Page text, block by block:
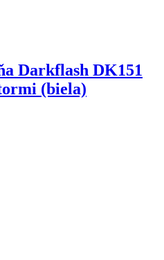
Darkflash DK151
(biela)